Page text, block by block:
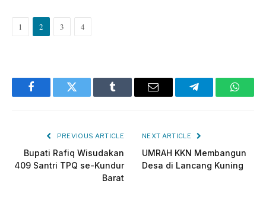
1 2 3 4
FacebookTwitter Tumblr Email Telegram
PREVIOUS ARTICLE
Bupati Rafiq Wisudakan
409 Santri TPQ se-Kundur
Barat
NEXT ARTICLE
UMRAH KKN Membangun
Desa di Lancang Kuning